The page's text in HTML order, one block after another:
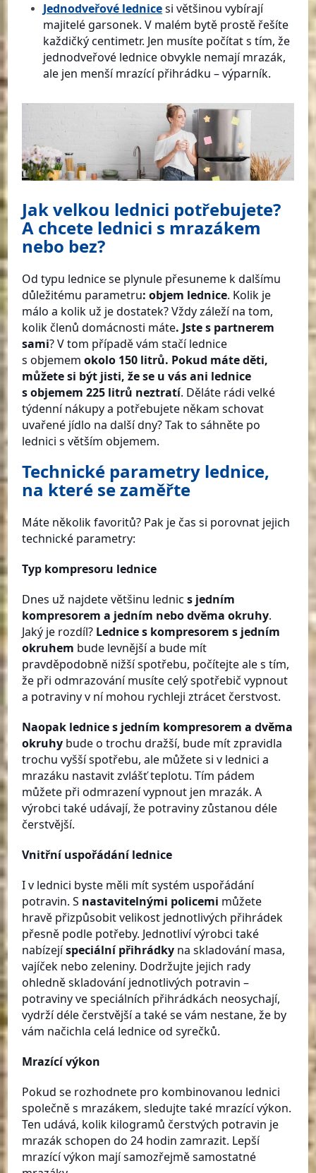
Jednodveřové lednicesi většinou vybírají
majitelé garsonek. V malém bytě prostě řešíte
každičký centimetr. Jen musíte počítat s tím, že
jednodveřové lednice obvykle nemají mrazák,
ale jen menší mrazící přihrádku – výparník.
Jak velkou lednici potřebujete?
A chcete lednici s mrazákem
nebo bez?
Od typu lednice se plynule přesuneme k dalšímu
důležitému parametru: objem lednice. Kolik je
málo a kolik už je dostatek? Vždy záleží na tom,
kolik členů domácnosti máte. Jste s partnerem
sami? V tom případě vám stačí lednice
s objememokolo 150 litrů. Pokud máte děti,
můžete si být jisti, že se u vás ani lednice
s objemem 225 litrů neztratí. Děláte rádi velké
týdenní nákupy a potřebujete někam schovat
uvařené jídlo na další dny? Tak to sáhněte po
lednici s větším objemem.
Technické parametry lednice,
na které se zaměřte
Máte několik favoritů? Pak je čas si porovnat jejich
technické parametry:
Typ kompresoru lednice
Dnes už najdete většinu lednics jedním
kompresorem a jedním nebo dvěma okruhy.
Jaký je rozdíl? Lednice s kompresorem s jedním
okruhem bude levnější a bude mít
pravděpodobně nižší spotřebu, počítejte ale s tím,
že při odmrazování musíte celý spotřebič vypnout
a potraviny v ní mohou rychleji ztrácet čerstvost.
Naopak lednice s jedním kompresorem a dvěma
okruhy bude o trochu dražší, bude mít zpravidla
trochu vyšší spotřebu, ale můžete si v lednici a
mrazáku nastavit zvlášť teplotu. Tím pádem
můžete při odmrazení vypnout jen mrazák. A
výrobci také udávají, že potraviny zůstanou déle
čerstvější.
Vnitřní uspořádání lednice
I v lednici byste měli mít systém uspořádání
potravin. S nastavitelnými policemi můžete
hravě přizpůsobit velikost jednotlivých přihrádek
přesně podle potřeby. Jednotliví výrobci také
nabízejíspeciální přihrádky na skladování masa,
vajíček nebo zeleniny. Dodržujte jejich rady
ohledně skladování jednotlivých potravin –
potraviny ve speciálních přihrádkách neosychají,
vydrží déle čerstvější a také se vám nestane, že by
vám načichla celá lednice od syrečků.
Mrazící výkon
Pokud se rozhodnete pro kombinovanou lednici
společně s mrazákem, sledujte také mrazící výkon.
Ten udává, kolik kilogramů čerstvých potravin je
mrazák schopen do 24 hodin zamrazit. Lepší
mrazící výkon mají samozřejmě samostatné